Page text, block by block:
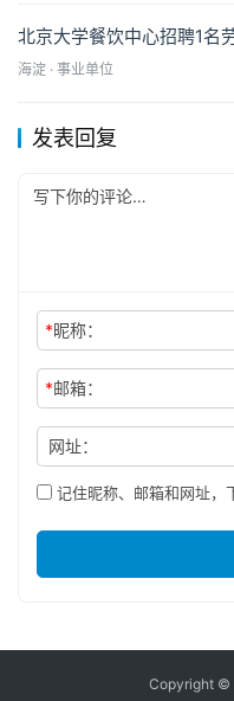
北京大学餐饮中心招聘1名
海淀 · 事业单位
发表回复
*昵称：
*邮箱：
网址：
记住昵称、邮箱和网址，
Copyright ©